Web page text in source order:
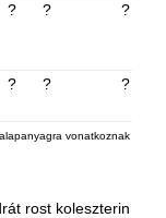
? ? ?
? ? ?
vonatkoznak
rost koleszterin